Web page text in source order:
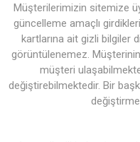
Müşterilerimizin sitemize
güncelleme amaçlı
kartlarına ait gizli bilgiler
görüntülenemez.
müşteri
değiştirebilmektedir. Bir